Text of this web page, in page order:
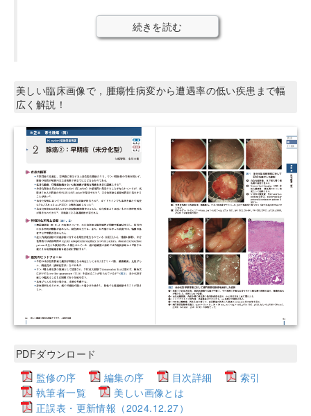
続きを読む
美しい臨床画像で，腫瘍性病変から遭遇率の低い疾患まで幅
広く解説！
PDFダウンロード
監修の序
編集の序 目次詳細
索引
執筆者一覧
美しい画像とは
正誤表・更新情報（2024.12.27）